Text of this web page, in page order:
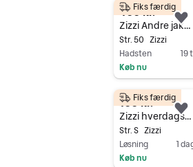
400 kr.
Zizzi Andre jakker Sort Jakke Str. 50
Str. 50 Zizzi
Hadsten
19
Køb nu
Fiks færdig
Gå til annoncen
100 kr.
Zizzi hverdagskjole med 3/4 ærmer
Str. S Zizzi
Løsning
1
Køb nu
Fiks færdig